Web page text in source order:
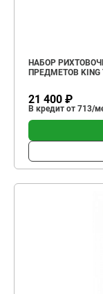
НАБОР
ПРЕДМЕТОВ KING
21 400 ₽
В кредит от 713/